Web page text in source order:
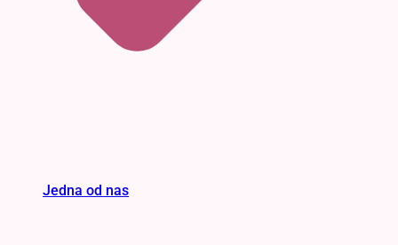
Jedna od nas